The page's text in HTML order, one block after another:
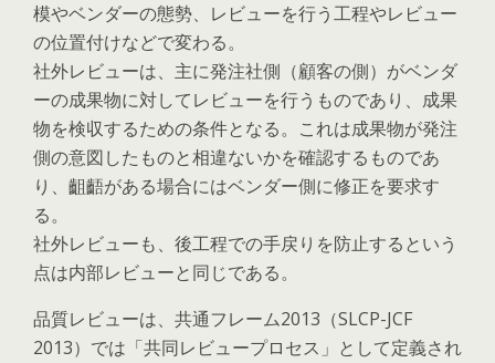
模やベンダーの態勢、レビューを行う工程やレビュー
の位置付けなどで変わる。
社外レビューは、主に発注社側（顧客の側）がベンダ
ーの成果物に対してレビューを行うものであり、成果
物を検収するための条件となる。これは成果物が発注
側の意図したものと相違ないかを確認するものであ
り、齟齬がある場合にはベンダー側に修正を要求す
る。
社外レビューも、後工程での手戻りを防止するという
点は内部レビューと同じである。
品質レビューは、共通フレーム2013（SLCP-JCF
2013）では「共同レビュープロセス」として定義され